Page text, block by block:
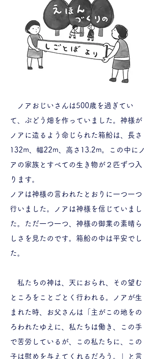
ノアおじいさんは500歳を過ぎてい
て、ぶどう畑を作っていました。神様が
ノアに造るよう命じられた箱船は、長さ
132m、幅22m、高さ13.2m。この中にノ
アの家族とすべての生き物が２匹ずつ入
ります。
ノアは神様の言われたとおりに一つ一つ
行いました。ノアは神様を信じていまし
た。ただ一つ一つ、神様の御業の素晴ら
しさを見たのです。箱船の中は平安でし
た。
私たちの神は、天におられ、その望む
ところをことごとく行われる。ノアが生
まれた時、お父さんは「主がこの地をの
ろわれたゆえに、私たちは働き、この手
で苦労しているが、この私たちに、この
子は慰めを与えてくれるだろう。」と言